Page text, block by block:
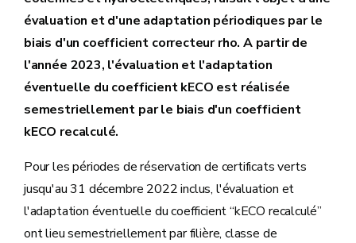
évaluation et d'une adaptation périodiques par le
biais d'un coefficient correcteur rho. A partir de
l'année 2023, l'évaluation et l'adaptation
éventuelle du coefficient kECO est réalisée
semestriellement par le biais d'un coefficient
kECO recalculé.
Pour les périodes de réservation de certificats verts
jusqu'au 31 décembre 2022 inclus, l'évaluation et
l'adaptation éventuelle du coefficient “kECO recalculé”
ont lieu semestriellement par filière, classe de